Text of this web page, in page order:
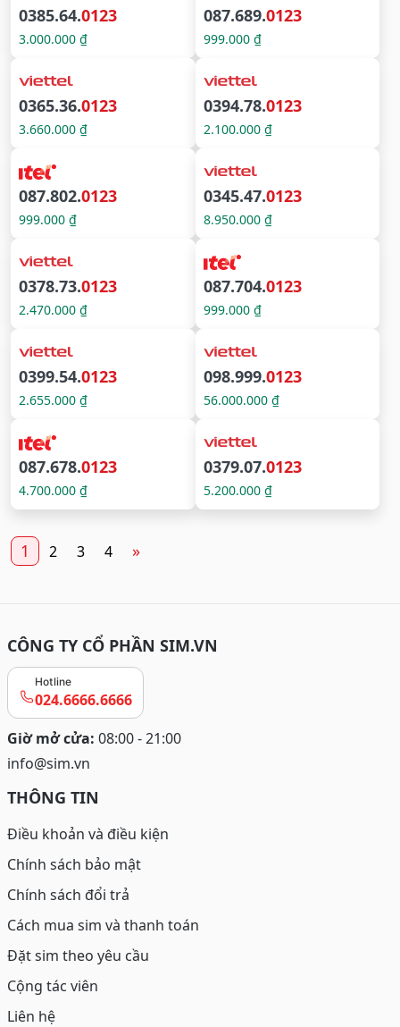
0385.64.0123
3.000.000 ₫
087.689.0123
999.000 ₫
0365.36.0123
3.660.000 ₫
0394.78.0123
2.100.000 ₫
087.802.0123
999.000 ₫
0345.47.0123
8.950.000 ₫
0378.73.0123
2.470.000 ₫
087.704.0123
999.000 ₫
0399.54.0123
2.655.000 ₫
098.999.0123
56.000.000 ₫
087.678.0123
4.700.000 ₫
0379.07.0123
5.200.000 ₫
1 2 3 4 »
CÔNG TY CỔ PHẦN SIM.VN
Hotline
024.6666.6666
Giờ mở cửa: 08:00 - 21:00
info@sim.vn
THÔNG TIN
Điều khoản và điều kiện
Chính sách bảo mật
Chính sách đổi trả
Cách mua sim và thanh toán
Đặt sim theo yêu cầu
Cộng tác viên
Liên hệ